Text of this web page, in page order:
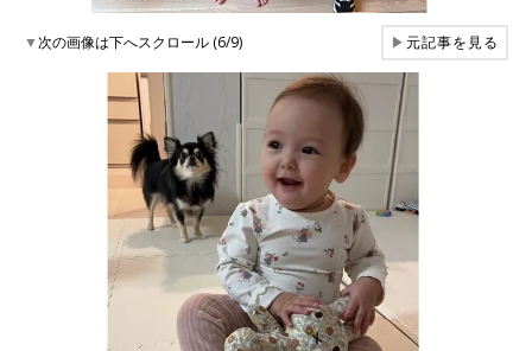
▼次の画像は下へスクロール (6/9) ▶元記事を見る